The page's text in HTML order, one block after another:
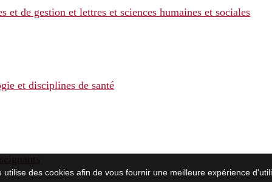
de gestion et lettres et sciences humaines et sociales
et disciplines de santé
utilise des cookies afin de vous fournir une meilleure expérience